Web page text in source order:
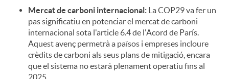
Mercat de carboni internacional: La COP29 va fer un
pas significatiu en potenciar el mercat de carboni
internacional sota l'article 6.4 de l'Acord de París.
Aquest avenç permetrà a països i empreses incloure
crèdits de carboni als seus plans de mitigació, encara
que el sistema no estarà plenament operatiu fins al
2025.